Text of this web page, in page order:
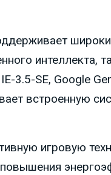
интеллекта,
3.5-SE, Google
встроенную
игровую